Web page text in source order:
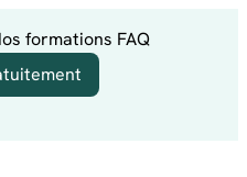
formations FAQ